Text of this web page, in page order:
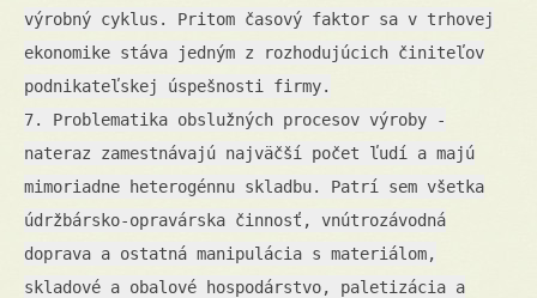
výrobný cyklus. Pritom časový faktor sa v trhovej
ekonomike stáva jedným z rozhodujúcich činiteľov
podnikateľskej úspešnosti firmy.
7. Problematika obslužných procesov výroby -
nateraz zamestnávajú najväčší počet ľudí a majú
mimoriadne heterogénnu skladbu. Patrí sem všetka
údržbársko-opravárska činnosť, vnútrozávodná
doprava a ostatná manipulácia s materiálom,
skladové a obalové hospodárstvo, paletizácia a